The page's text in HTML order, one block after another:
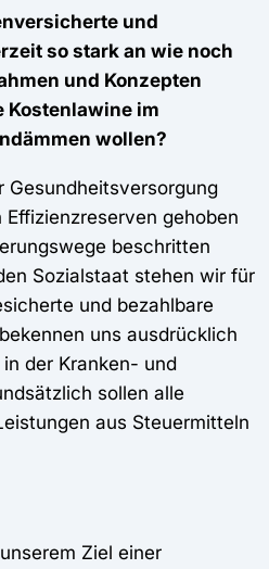
und
so stark an wie noch
und Konzepten
Kostenlawine im
wollen?
Gesundheitsversorgung
gehoben
beschritten
Sozialstaat stehen wir für
und bezahlbare
uns ausdrücklich
der Kranken- und
sollen alle
aus Steuermitteln
Ziel einer